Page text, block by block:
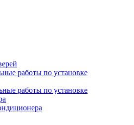
работы по установке
работы по установке